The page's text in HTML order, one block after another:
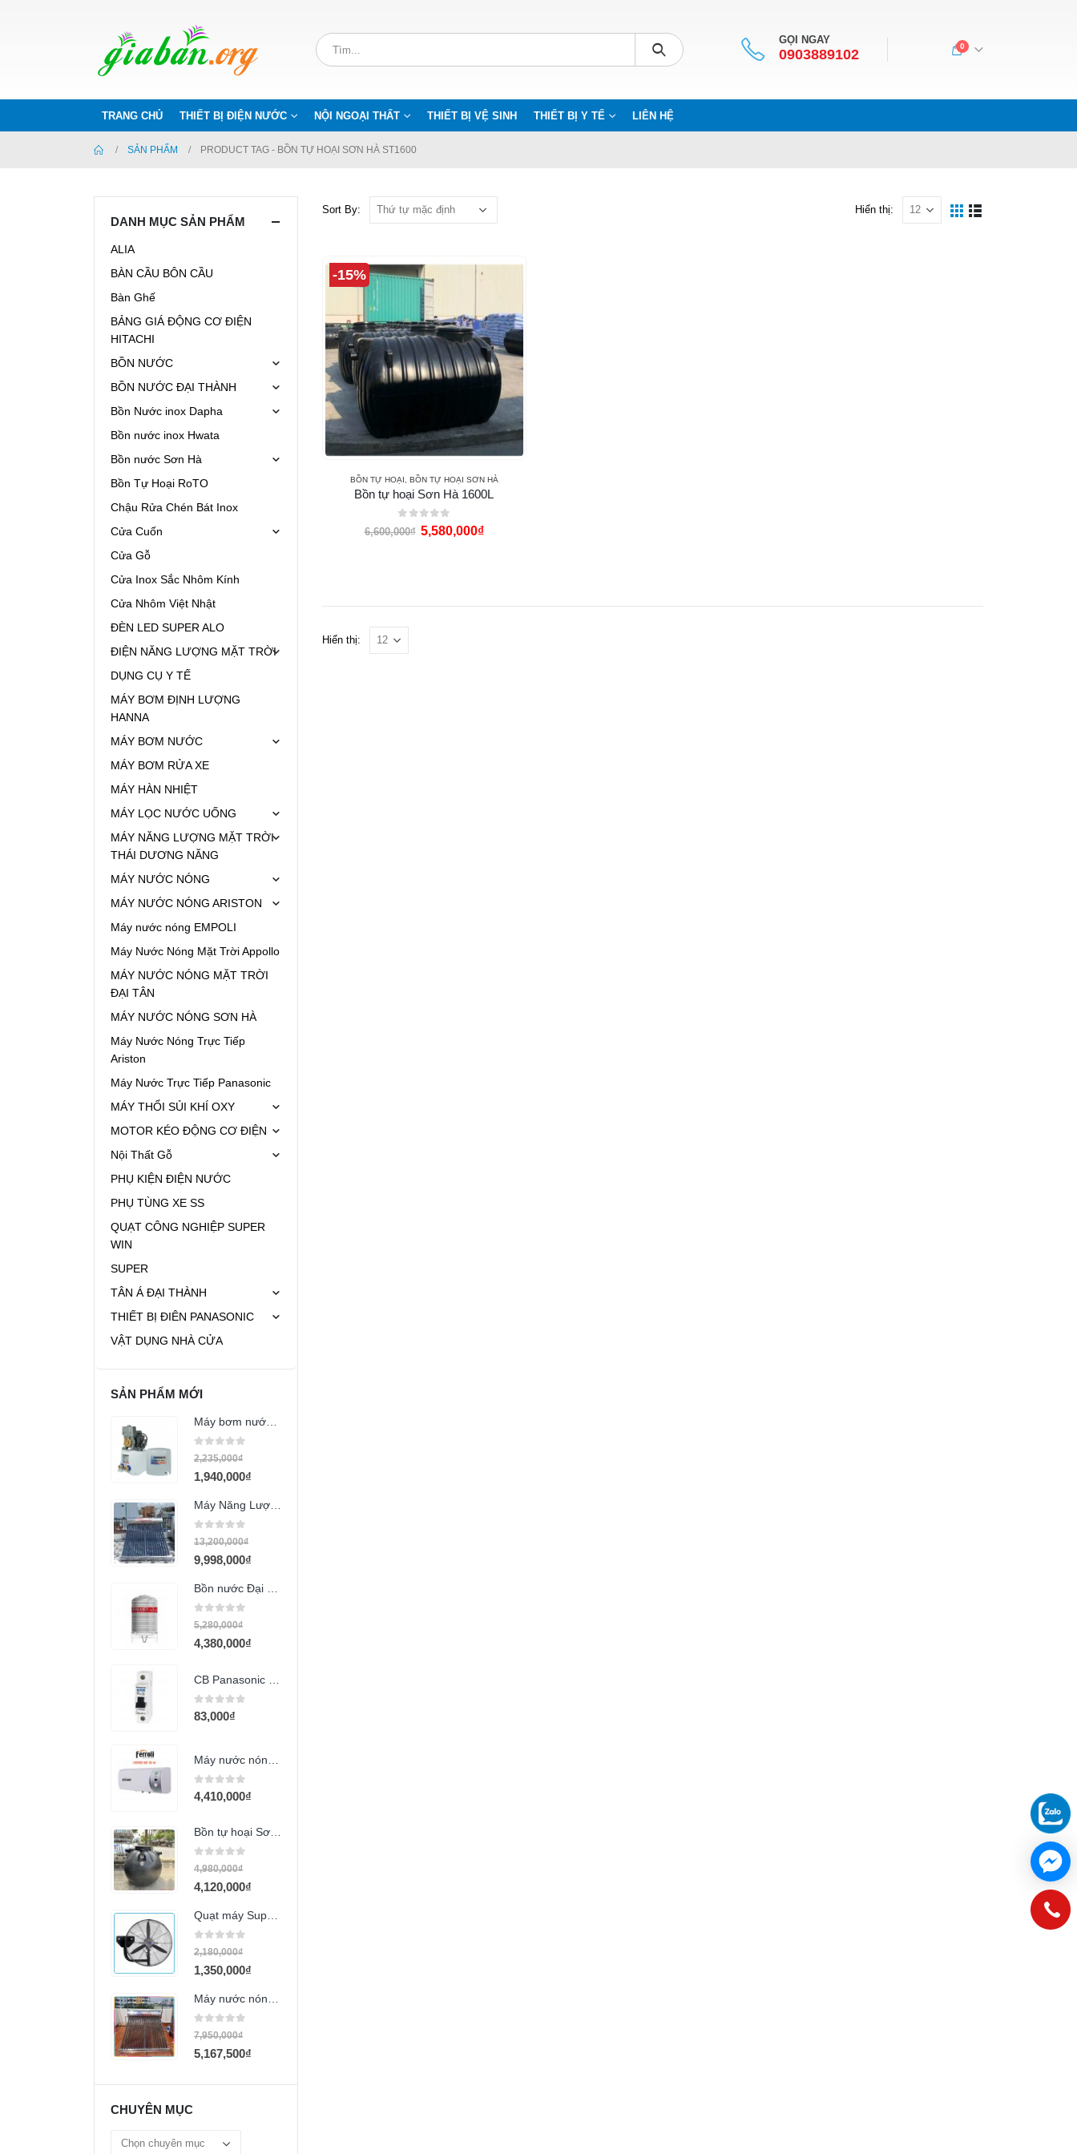
GỌI NGAY
0903889102
0
TRANG CHỦ THIẾT BỊ ĐIỆN NƯỚC NỘI NGOẠI THẤT THIẾT BỊ VỆ SINH THIẾT BỊ Y TẾ LIÊN HỆ
SẢN PHẨM PRODUCT TAG - BỒN TỰ HOẠI SƠN HÀ ST1600
Sort By: Hiển thị:
-15%
BỒN TỰ HOẠI BỒN TỰ HOẠI SƠN HÀ
Bồn tự hoại Sơn Hà 1600L
0out of 5
6,600,000₫ 5,580,000₫
Hiển thị:
DANH MỤC SẢN PHẨM
ALIA
BÀN CẦU BÔN CẦU
Bàn Ghế
BẢNG GIÁ ĐỘNG CƠ ĐIỆN
HITACHI
BỒN NƯỚC
BỒN NƯỚC ĐẠI THÀNH
Bồn Nước inox Dapha
Bồn nước inox Hwata
Bồn nước Sơn Hà
Bồn Tự Hoại RoTO
Chậu Rửa Chén Bát Inox
Cửa Cuốn
Cửa Gỗ
Cửa Inox Sắc Nhôm Kính
Cửa Nhôm Việt Nhật
ĐÈN LED SUPER ALO
ĐIỆN NĂNG LƯỢNG MẶT TRỜI
DỤNG CỤ Y TẾ
MÁY BƠM ĐỊNH LƯỢNG
HANNA
MÁY BƠM NƯỚC
MÁY BƠM RỬA XE
MÁY HÀN NHIỆT
MÁY LỌC NƯỚC UỐNG
MÁY NĂNG LƯỢNG MẶT TRỜI
THÁI DƯƠNG NĂNG
MÁY NƯỚC NÓNG
MÁY NƯỚC NÓNG ARISTON
Máy nước nóng EMPOLI
Máy Nước Nóng Mặt Trời Appollo
MÁY NƯỚC NÓNG MẶT TRỜI
ĐẠI TÂN
MÁY NƯỚC NÓNG SƠN HÀ
Máy Nước Nóng Trực Tiếp
Ariston
Máy Nước Trực Tiếp Panasonic
MÁY THỔI SỦI KHÍ OXY
MOTOR KÉO ĐỘNG CƠ ĐIỆN
Nội Thất Gỗ
PHỤ KIỆN ĐIỆN NƯỚC
PHỤ TÙNG XE SS
QUẠT CÔNG NGHIỆP SUPER
WIN
SUPER
TÂN Á ĐẠI THÀNH
THIẾT BỊ ĐIÊN PANASONIC
VẬT DỤNG NHÀ CỬA
SẢN PHẨM MỚI
Máy bơm nước Shimizu PS-103 BIT
0 out of 5
2,235,000₫
1,940,000₫
Máy Năng Lượng Sơn Hà 300L Gold
0out of 5
13,200,000₫
9,998,000₫
Bồn nước Đại Việt 1500L đứng
0 out of 5
5,280,000₫
4,380,000₫
0out of 5
83,000₫
0 out of 5
4,410,000₫
Bồn tự hoại Sơn Hà 1000L
0 out of 5
4,980,000₫
4,120,000₫
Quạt máy Super Win SPW-650TW
0 out of 5
2,180,000₫
1,350,000₫
Máy nước nóng lạnh OCEANUS 130L
0 out of 5
7,950,000₫
5,167,500₫
CHUYÊN MỤC
Chuyên